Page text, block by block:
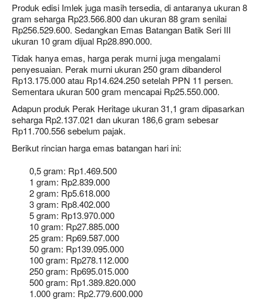
Produk edisi Imlek juga masih tersedia, di antaranya ukuran 8
gram seharga Rp23.566.800 dan ukuran 88 gram senilai
Rp256.529.600. Sedangkan Emas Batangan Batik Seri III
ukuran 10 gram dijual Rp28.890.000.
Tidak hanya emas, harga perak murni juga mengalami
penyesuaian. Perak murni ukuran 250 gram dibanderol
Rp13.175.000 atau Rp14.624.250 setelah PPN 11 persen.
Sementara ukuran 500 gram mencapai Rp25.550.000.
Adapun produk Perak Heritage ukuran 31,1 gram dipasarkan
seharga Rp2.137.021 dan ukuran 186,6 gram sebesar
Rp11.700.556 sebelum pajak.
Berikut rincian harga emas batangan hari ini:
0,5 gram: Rp1.469.500
1 gram: Rp2.839.000
2 gram: Rp5.618.000
3 gram: Rp8.402.000
5 gram: Rp13.970.000
10 gram: Rp27.885.000
25 gram: Rp69.587.000
50 gram: Rp139.095.000
100 gram: Rp278.112.000
250 gram: Rp695.015.000
500 gram: Rp1.389.820.000
1.000 gram: Rp2.779.600.000